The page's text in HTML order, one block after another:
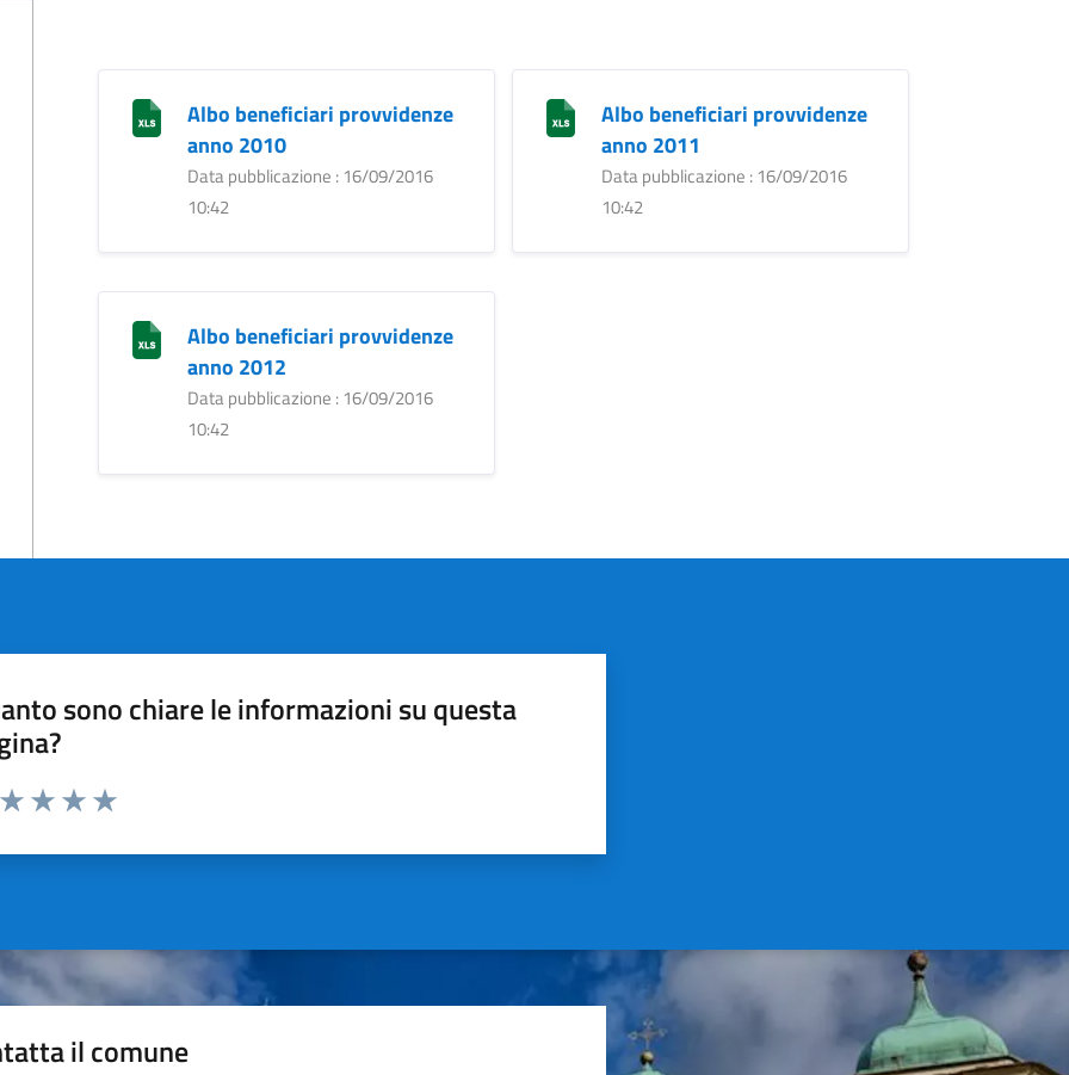
Albo beneficiari provvidenze
anno 2010
Data pubblicazione : 16/09/2016
10:42
Albo beneficiari provvidenze
anno 2011
Data pubblicazione : 16/09/2016
10:42
Albo beneficiari provvidenze
anno 2012
Data pubblicazione : 16/09/2016
10:42
sono chiare le informazioni su questa
da 1 a 5 stelle la pagina
il comune